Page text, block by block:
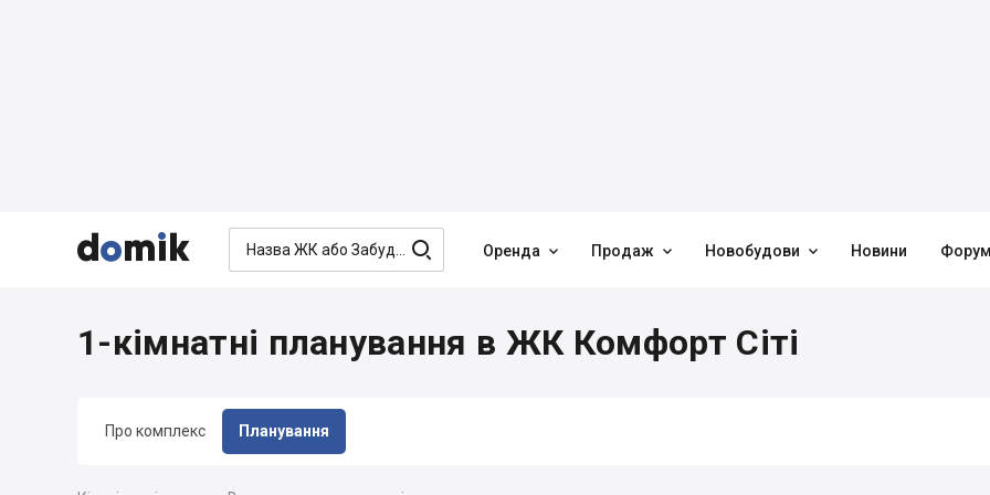


  Оренда  Продаж  Новобудови  Новини
Про комплекс Планування
1-кімнатні планування в ЖК Комфорт Сіті